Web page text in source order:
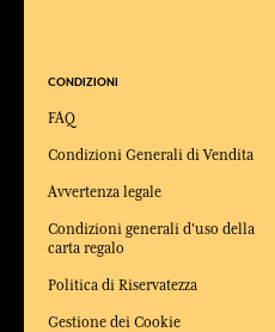
CONDIZIONI
FAQ
Condizioni Generali di Vendita
Avvertenza legale
Condizioni generali d'uso della
carta regalo
Politica di Riservatezza
Gestione dei Cookie